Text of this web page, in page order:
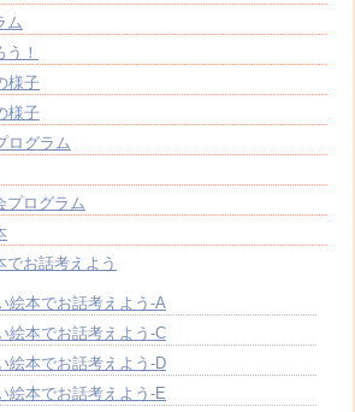
ム
！
様子
様子
ログラム
プログラム
でお話考えよう
絵本でお話考えよう-A
絵本でお話考えよう-C
絵本でお話考えよう-D
絵本でお話考えよう-E